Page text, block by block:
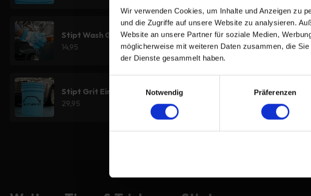
Wir verwenden Cookies, um Inhalte und Anzeigen zu
und die Zugriffe auf unsere Website zu analysieren.
Website an unsere Partner für soziale Medien,
möglicherweise mit weiteren Daten zusammen, die
der Dienste gesammelt haben.
Notwendig
Präferenzen
Stipt Wash Glove
14,95
Stipt Grit Eimer 20L
29,95